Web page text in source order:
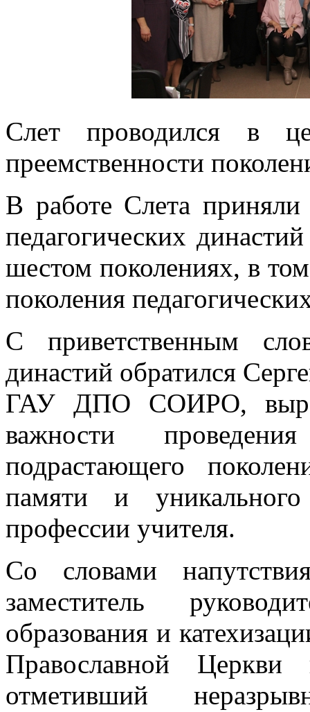
Слет проводился в
преемственности
В работе Слета приняли
педагогических
шестом поколениях, в
поколения
С приветственным
династий обратился
ГАУ ДПО СОИРО,
важности
подрастающего
памяти и
профессии учителя.
Со словами
заместитель
образования и
Православной Церкви
отметивший